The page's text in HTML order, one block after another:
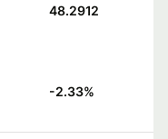
48.2912
-2.33%